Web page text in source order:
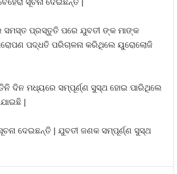
ସମସ୍ତ ପ୍ରସ୍ତୁତି ପରେ ଯୁବତୀ ଙ୍କ ମାଙ୍କ
ପଦ୍ଧତି ପରିଚାଳନା କରିଥିଲେ ୟୁରୋଲୋଜି
ଦିନ ମଧ୍ୟରେ ସମ୍ପୂର୍ଣ୍ଣ ସୁସ୍ଥ ହୋଇ ପାରିଥିଲେ
|
ଦେଇଛନ୍ତି | ଯୁବତୀ ଜଣକ ସମ୍ପୂର୍ଣ୍ଣ ସୁସ୍ଥ